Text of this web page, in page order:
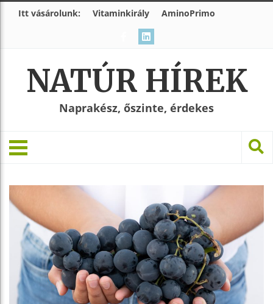
Itt vásárolunk: Vitaminkirály AminoPrimo
NATÚR HÍREK
Naprakész, őszinte, érdekes